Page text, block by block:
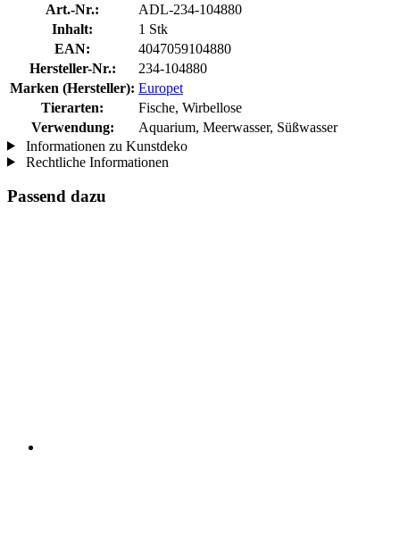
Art.-Nr.:
ADL-234-104880
Inhalt:
1 Stk
EAN:
4047059104880
Hersteller-Nr.:
234-104880
Marken (Hersteller): Europet
Tierarten:
Fische, Wirbellose
Verwendung:
Aquarium, Meerwasser, Süßwasser
Informationen zu Kunstdeko
Rechtliche Informationen
Passend dazu